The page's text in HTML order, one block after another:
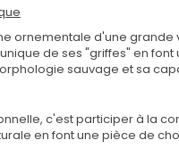
ornementale d'une grande
de ses "griffes" en
sauvage et sa
c'est participer à la
en font une pièce de